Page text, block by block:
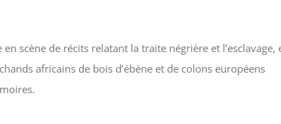
scène de récits relatant la traite négrière et l’esclavage, et
africains de bois d’ébène et de colons européens